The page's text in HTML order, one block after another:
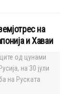
на
и Хаваи